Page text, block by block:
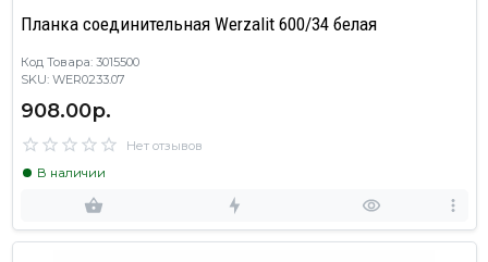
Планка соединительная Werzalit 600/34 белая
Код Товара: 3015500
SKU: WER0233.07
908.00р.
Нет отзывов
В наличии